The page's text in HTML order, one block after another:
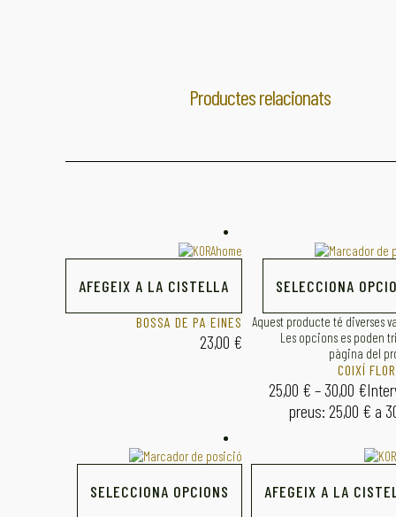
Productes relacionats
AFEGEIX A LA CISTELLA
BOSSA DE PA EINES
23,00 €
SELECCIONA
Aquest producte té diverses
Les opcions es poden
pàgina del
COIXÍ
25,00 € – 30,00 €
preus: 25,00 € a
SELECCIONA OPCIONS AFEGEIX A LA